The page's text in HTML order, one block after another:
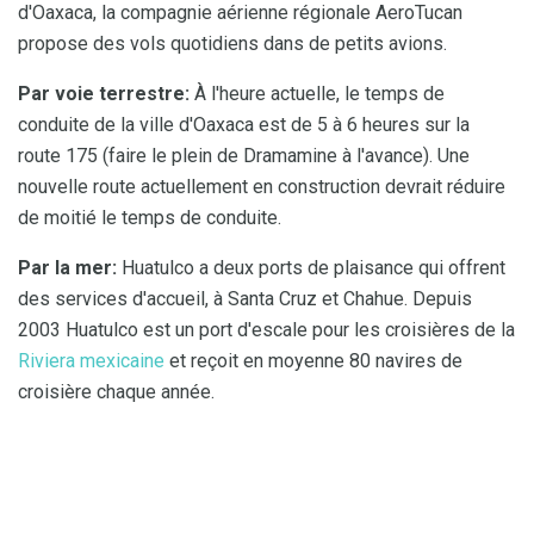
d'Oaxaca, la compagnie aérienne régionale AeroTucan
propose des vols quotidiens dans de petits avions.
Par voie terrestre: À l'heure actuelle, le temps de
conduite de la ville d'Oaxaca est de 5 à 6 heures sur la
route 175 (faire le plein de Dramamine à l'avance). Une
nouvelle route actuellement en construction devrait réduire
de moitié le temps de conduite.
Par la mer: Huatulco a deux ports de plaisance qui offrent
des services d'accueil, à Santa Cruz et Chahue. Depuis
2003 Huatulco est un port d'escale pour les croisières de la
Riviera mexicaine et reçoit en moyenne 80 navires de
croisière chaque année.